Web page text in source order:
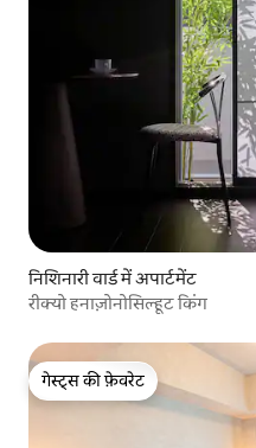
निशिनारी वार्ड में अपार्टमेंट
रीक्यो हनाज़ोनोसिल्हूट किंग
गेस्ट्स की फ़ेवरेट
गेस्ट्स की फ़ेवरेट